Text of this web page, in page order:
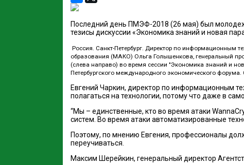
Последний день ПМЭФ-2018 (26 мая) был
тезисы дискуссии «Экономика знаний и новая
Россия. Санкт-Петербург. Директор по информационным
образования (МАКО) Ольга Голышенкова, генеральный
(слева направо) во время сессии "Экономика знаний и
Петербургского международного экономического
Евгений Чаркин, директор по информационным
полагаться на технологии, потому что даже в
“Мы – единственные, кто во время атаки
систем. Во время атаки автоматизированные
Поэтому, по мнению Евгения, профессионалы
переучиваться.
Максим Шерейкин, генеральный директор